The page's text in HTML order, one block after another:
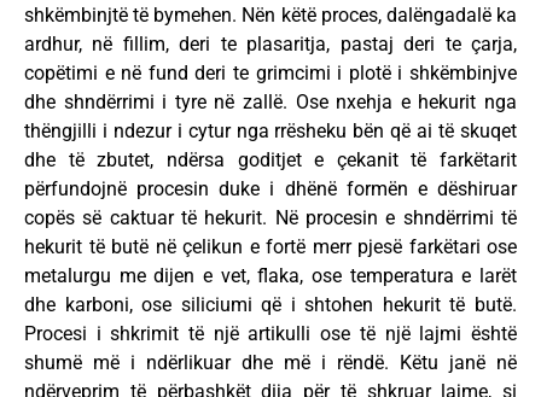
shkëmbinjtë të bymehen. Nën këtë proces, dalëngadalë ka
ardhur, në fillim, deri te plasaritja, pastaj deri te çarja,
copëtimi e në fund deri te grimcimi i plotë i shkëmbinjve
dhe shndërrimi i tyre në zallë. Ose nxehja e hekurit nga
thëngjilli i ndezur i cytur nga rrësheku bën që ai të skuqet
dhe të zbutet, ndërsa goditjet e çekanit të farkëtarit
përfundojnë procesin duke i dhënë formën e dëshiruar
copës së caktuar të hekurit. Në procesin e shndërrimi të
hekurit të butë në çelikun e fortë merr pjesë farkëtari ose
metalurgu me dijen e vet, flaka, ose temperatura e larët
dhe karboni, ose siliciumi që i shtohen hekurit të butë.
Procesi i shkrimit të një artikulli ose të një lajmi është
shumë më i ndërlikuar dhe më i rëndë. Këtu janë në
ndërveprim të përbashkët dija për të shkruar lajme, si